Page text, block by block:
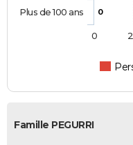
0
Plus de 100 ans
0
Famille PEGURRI